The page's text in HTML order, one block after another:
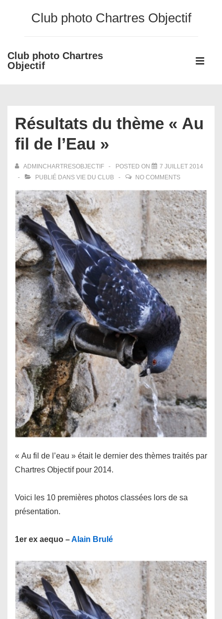
principal
Club photo Chartres Objectif
Club photo Chartres
Objectif
Main
Résultats du thème « Au
fil de l’Eau »
ADMINCHARTRESOBJECTIF POSTED ON
7 JUILLET 2014
PUBLIÉ DANS VIE DU CLUB NO COMMENTS
« Au fil de l’eau » était le dernier des thèmes traités par
Chartres Objectif pour 2014.
Voici les 10 premières photos classées lors de sa
présentation.
1er ex aequo –Alain Brulé